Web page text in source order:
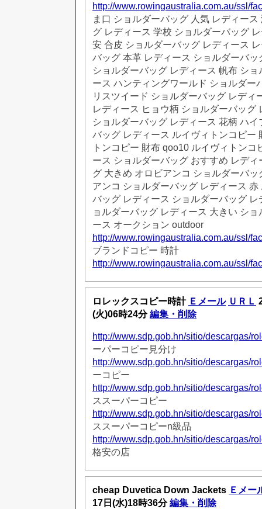
http://www.rowingaustralia.com.au/ssl/
ま口 ショルダーバッグ 人気 レディー
グ レディース 学校 ショルダーバッグ
安 合皮 ショルダーバッグ レディース
バッグ 本革 レディース ショルダーバ
ショルダーバッグ レディース 帆布 シ
ース ハンティングワールド ショルダー
リスツイード ショルダーバッグ レディ
レディース ヒョウ柄 ショルダーバッグ
ショルダーバッグ レディース 花柄 ハ
バッグ レディース ルイヴィトンコピー
トンコピー 財布 qoo10 ルイヴィトンコ
ース ショルダーバッグ おすすめ レデ
グ 大きめ オロビアンコ ショルダーバ
アンコ ショルダーバッグ レディース
バッグ レディース ショルダーバッグ
ョルダーバッグ レディース 大きい シ
ース オークション outdoor
http://www.rowingaustralia.com.au/ssl/
ブランドコピー 時計
http://www.rowingaustralia.com.au/ssl/
ロレックスコピー時計 Ｅメール ＵＲＬ
(火)06時24分編集・削除
http://www.sdp.gob.hn/sitio/descargas/
ーパーコピー見分け
http://www.sdp.gob.hn/sitio/descargas/
ーコピー
http://www.sdp.gob.hn/sitio/descargas/
ススーパーコピー
http://www.sdp.gob.hn/sitio/descargas/
ススーパーコピーn級品
http://www.sdp.gob.hn/sitio/descargas/
格安の店
cheap Duvetica Down Jackets Ｅメー
17日(水)18時36分編集・削除